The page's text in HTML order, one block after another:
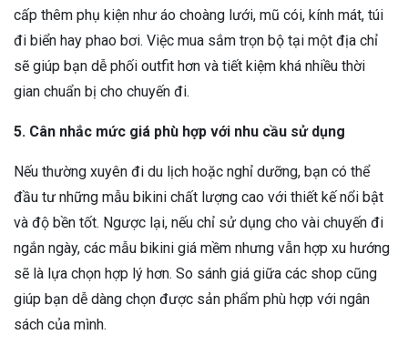
cấp thêm phụ kiện như áo choàng lưới, mũ cói, kính mát, túi
đi biển hay phao bơi. Việc mua sắm trọn bộ tại một địa chỉ
sẽ giúp bạn dễ phối outfit hơn và tiết kiệm khá nhiều thời
gian chuẩn bị cho chuyến đi.
5. Cân nhắc mức giá phù hợp với nhu cầu sử dụng
Nếu thường xuyên đi du lịch hoặc nghỉ dưỡng, bạn có thể
đầu tư những mẫu bikini chất lượng cao với thiết kế nổi bật
và độ bền tốt. Ngược lại, nếu chỉ sử dụng cho vài chuyến đi
ngắn ngày, các mẫu bikini giá mềm nhưng vẫn hợp xu hướng
sẽ là lựa chọn hợp lý hơn. So sánh giá giữa các shop cũng
giúp bạn dễ dàng chọn được sản phẩm phù hợp với ngân
sách của mình.